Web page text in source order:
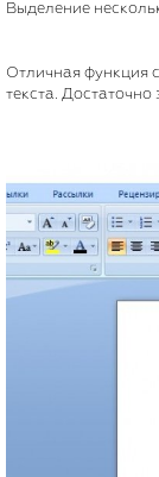
Выделение
Отличная функция
текста.